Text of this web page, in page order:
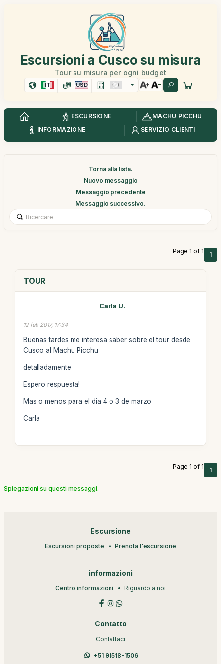
Escursioni a Cusco su misura
Tour su misura per ogni budget
IT USD
ESCURSIONE
MACHU PICCHU
INFORMAZIONE
SERVIZIO CLIENTI
Torna alla lista.
Nuovo messaggio
Messaggio precedente
Messaggio successivo.
Page 1 of 1 1
TOUR
Carla U.
12 feb 2017, 17:34
Buenas tardes me interesa saber sobre el tour desde
Cusco al Machu Picchu
detalladamente
Espero respuesta!
Mas o menos para el dia 4 o 3 de marzo
Carla
Page 1 of 1 1
Spiegazioni su questi messaggi.
Escursione
Escursioni proposte Prenota l'escursione
informazioni
Centro informazioni Riguardo a noi
Contatto
Contattaci
+51 91518-1506